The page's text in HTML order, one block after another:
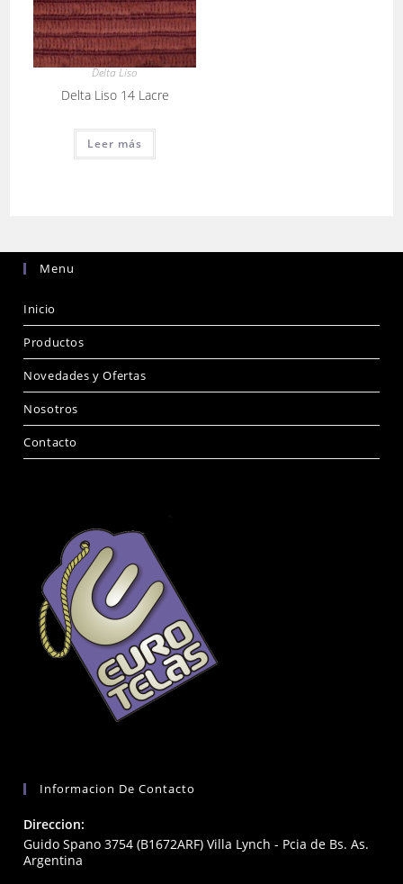
Delta Liso
Delta Liso 14 Lacre
Leer más
Menu
Inicio
Productos
Novedades y Ofertas
Nosotros
Contacto
Informacion De Contacto
Direccion:
Guido Spano 3754 (B1672ARF) Villa Lynch - Pcia de Bs. As.
Argentina